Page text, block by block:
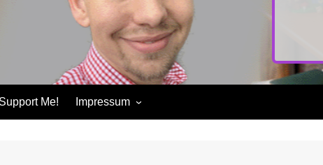
Support Me! Impressum